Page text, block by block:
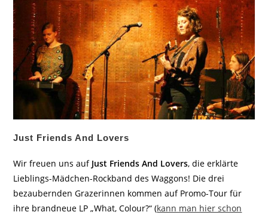
Just Friends And Lovers
Wir freuen uns auf Just Friends And Lovers, die erklärte
Lieblings-Mädchen-Rockband des Waggons! Die drei
bezaubernden Grazerinnen kommen auf Promo-Tour für
ihre brandneue LP „What, Colour?“ (kann man hier schon